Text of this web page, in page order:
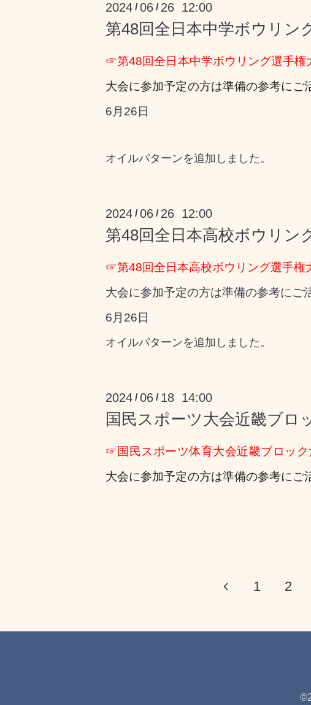
2024 /06 / 26 12:00
第48回全日本中学ボウリ
☞第48回全日本中学ボウリング選手権
大会に参加予定の方は準備の参考にご
6月26日
オイルパターンを追加しました。
2024 /06 / 26 12:00
第48回全日本高校ボウリ
☞第48回全日本高校ボウリング選手権
大会に参加予定の方は準備の参考にご
6月26日
オイルパターンを追加しました。
2024 /06 / 18 14:00
国民スポーツ大会近畿ブ
☞ 国民スポーツ体育大会近畿ブロッ
大会に参加予定の方は準備の参考にご
1 2